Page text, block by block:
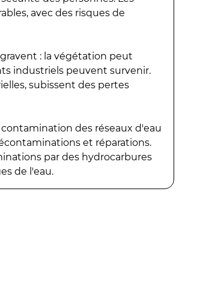
avec des risques de
: la végétation peut
industriels peuvent survenir.
subissent des pertes
des réseaux d'eau
et réparations.
par des hydrocarbures
de l'eau.